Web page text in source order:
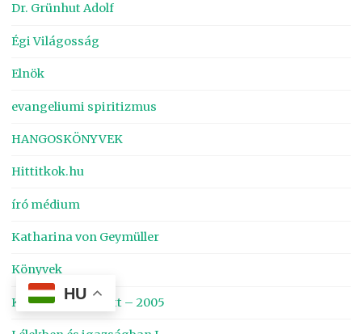
Dr. Grünhut Adolf
Égi Világosság
Elnök
evangeliumi spiritizmus
HANGOSKÖNYVEK
Hittitkok.hu
író médium
Katharina von Geymüller
Könyvek
Korszakzárás előtt – 2005
HU